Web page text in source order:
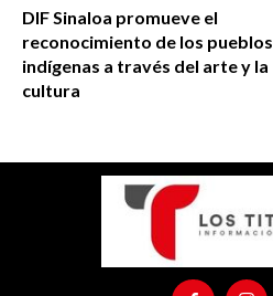
DIF Sinaloa promueve el
reconocimiento de los pueblos
indígenas a través del arte y la
cultura